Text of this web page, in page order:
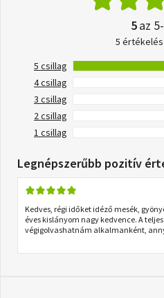
5az
5 értékelés
5 csillag
4 csillag
3 csillag
2 csillag
1 csillag
Legnépszerűbb pozitív
Kedves, régi időket idéző mesék,
éves kislányom nagy kedvence. A
végigolvashatnám alkalmanként,